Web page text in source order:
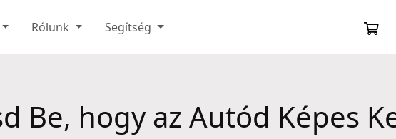
Rólunk Segítség
Be, hogy az Autód Képes